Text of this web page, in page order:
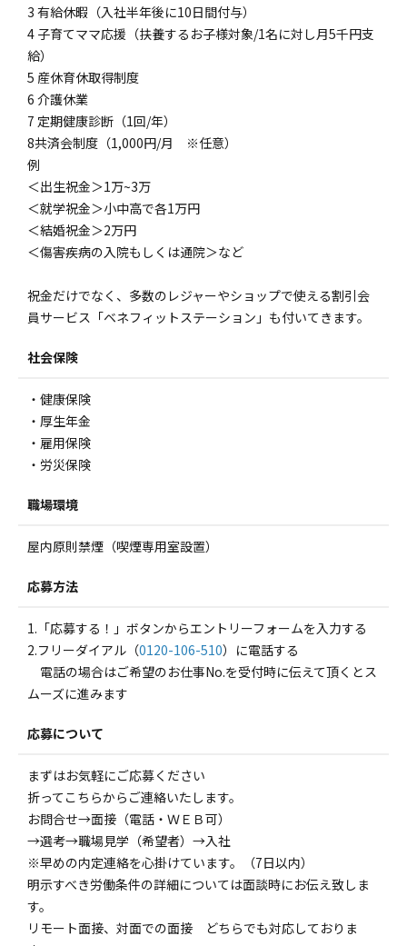
3 有給休暇（入社半年後に10日間付与）
4 子育てママ応援（扶養するお子様対象/1名に対し月5千円支
給）
5 産休育休取得制度
6 介護休業
7 定期健康診断（1回/年）
8共済会制度（1,000円/月 ※任意）
例
＜出生祝金＞1万~3万
＜就学祝金＞小中高で各1万円
＜結婚祝金＞2万円
＜傷害疾病の入院もしくは通院＞など
祝金だけでなく、多数のレジャーやショップで使える割引会
員サービス「ベネフィットステーション」も付いてきます。
社会保険
・健康保険
・厚生年金
・雇用保険
・労災保険
職場環境
屋内原則禁煙（喫煙専用室設置）
応募方法
1.「応募する！」ボタンからエントリーフォームを入力する
2.フリーダイアル（0120-106-510）に電話する
電話の場合はご希望のお仕事No.を受付時に伝えて頂くとス
ムーズに進みます
応募について
まずはお気軽にご応募ください
折ってこちらからご連絡いたします。
お問合せ→面接（電話・ＷＥＢ可）
→選考→職場見学（希望者）→入社
※早めの内定連絡を心掛けています。（7日以内）
明示すべき労働条件の詳細については面談時にお伝え致しま
す。
リモート面接、対面での面接 どちらでも対応しておりま